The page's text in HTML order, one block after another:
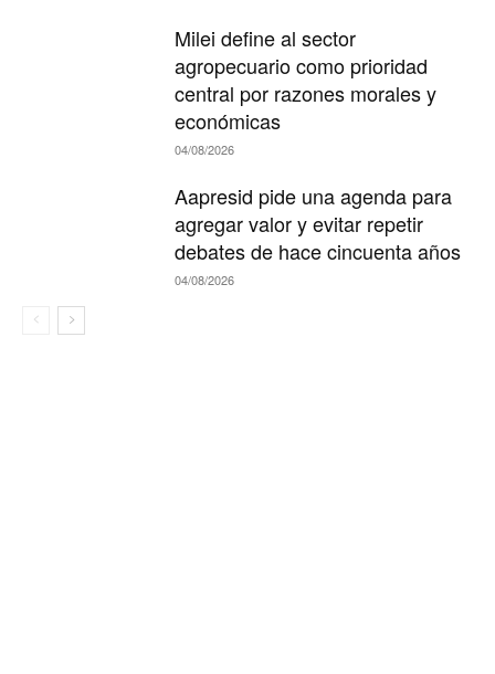
Milei define al sector
agropecuario como prioridad
central por razones morales y
económicas
04/08/2026
Aapresid pide una agenda para
agregar valor y evitar repetir
debates de hace cincuenta años
04/08/2026